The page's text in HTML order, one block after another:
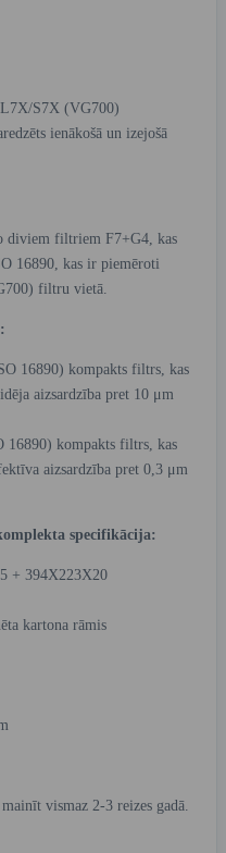
S7X (VG700)
ienākošā un izejošā
diviem filtriem F7+G4, kas
16890, kas ir piemēroti
filtru vietā.
16890) kompakts filtrs, kas
aizsardzība pret 10 μm
16890) kompakts filtrs, kas
aizsardzība pret 0,3 μm
specifikācija:
+ 394X223X20
kartona rāmis
vismaz 2-3 reizes gadā.